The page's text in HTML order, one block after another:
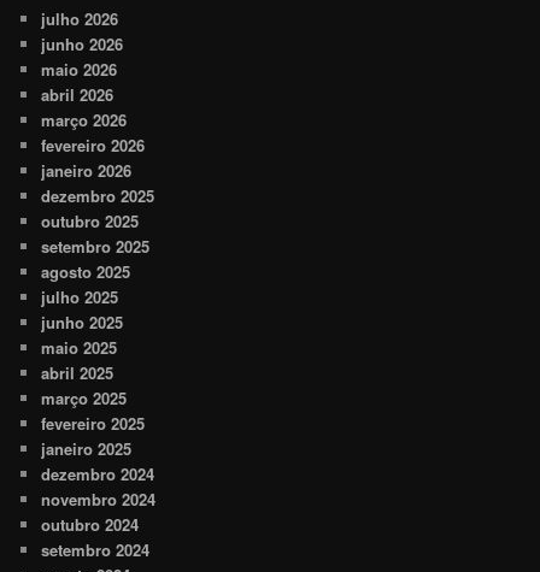
julho 2026
junho 2026
maio 2026
abril 2026
março 2026
fevereiro 2026
janeiro 2026
dezembro 2025
outubro 2025
setembro 2025
agosto 2025
julho 2025
junho 2025
maio 2025
abril 2025
março 2025
fevereiro 2025
janeiro 2025
dezembro 2024
novembro 2024
outubro 2024
setembro 2024